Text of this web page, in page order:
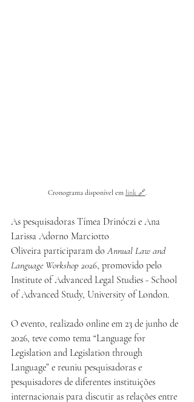
Cronograma disponível em link 🔗.
As pesquisadoras Tímea Drinóczi e Ana
Larissa Adorno Marciotto
Oliveira participaram do Annual Law and
Language Workshop 2026, promovido pelo
Institute of Advanced Legal Studies - School
of Advanced Study, University of London.
O evento, realizado online em 23 de junho de
2026, teve como tema “Language for
Legislation and Legislation through
Language” e reuniu pesquisadoras e
pesquisadores de diferentes instituições
internacionais para discutir as relações entre